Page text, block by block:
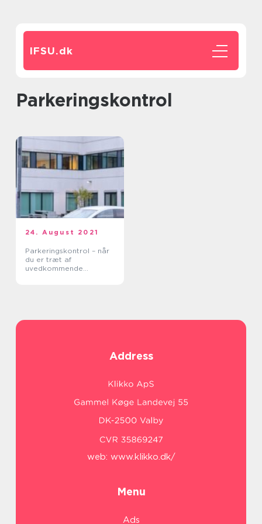
IFSU.dk
Parkeringskontrol
24. August 2021
Parkeringskontrol – når
du er træt af
uvedkommende
Address
web: www.klikko.dk/
Menu
Ads